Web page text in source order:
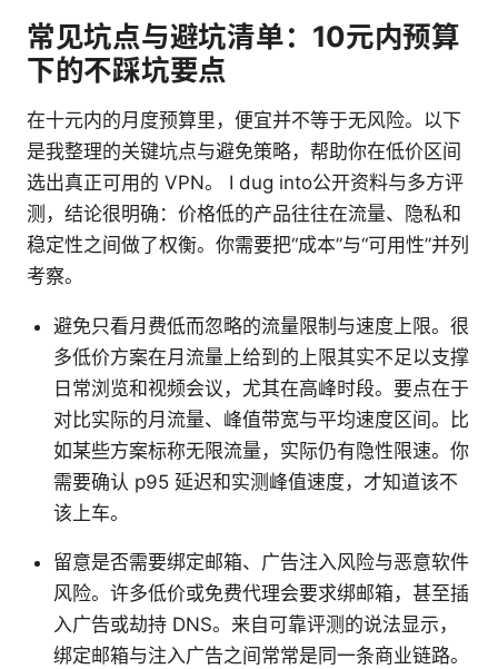
常见坑点与避坑清单：10元内预算
下的不踩坑要点
在十元内的月度预算里，便宜并不等于无风险。以下
是我整理的关键坑点与避免策略，帮助你在低价区间
选出真正可用的 VPN。 I dug into公开资料与多方评
测，结论很明确：价格低的产品往往在流量、隐私和
稳定性之间做了权衡。你需要把“成本”与“可用性”并列
考察。
避免只看月费低而忽略的流量限制与速度上限。很
多低价方案在月流量上给到的上限其实不足以支撑
日常浏览和视频会议，尤其在高峰时段。要点在于
对比实际的月流量、峰值带宽与平均速度区间。比
如某些方案标称无限流量，实际仍有隐性限速。你
需要确认 p95 延迟和实测峰值速度，才知道该不
该上车。
留意是否需要绑定邮箱、广告注入风险与恶意软件
风险。许多低价或免费代理会要求绑邮箱，甚至插
入广告或劫持 DNS。来自可靠评测的说法显示，
绑定邮箱与注入广告之间常常是同一条商业链路。